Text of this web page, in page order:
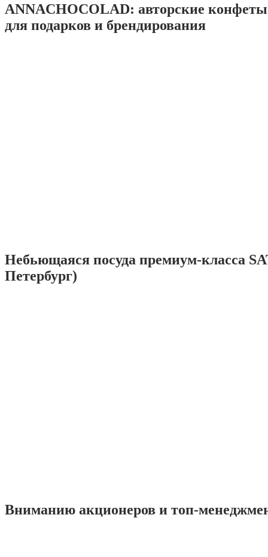
ANNACHOCOLAD: авторские
для подарков и брендирования
Небьющаяся посуда премиум-класса
Петербург)
Вниманию акционеров и топ-